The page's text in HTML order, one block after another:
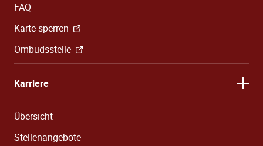
FAQ
Karte sperren
Ombudsstelle
Karriere
Übersicht
Stellenangebote